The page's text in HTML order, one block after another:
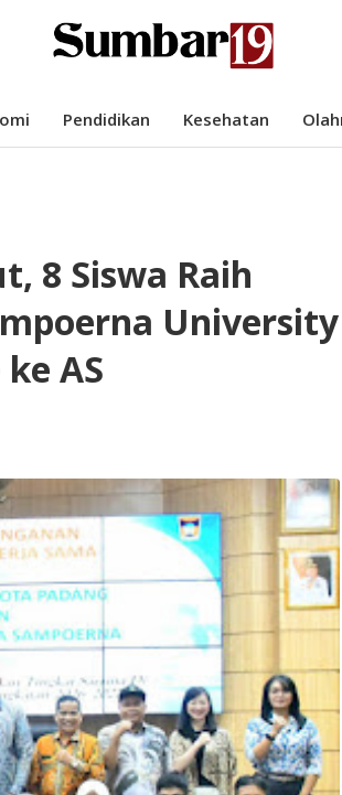
Pendidikan Kesehatan
8 Siswa Raih
University
AS